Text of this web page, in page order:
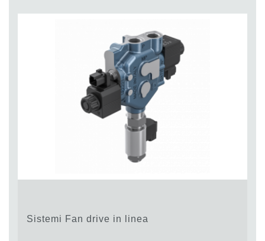
Sistemi Fan drive in linea